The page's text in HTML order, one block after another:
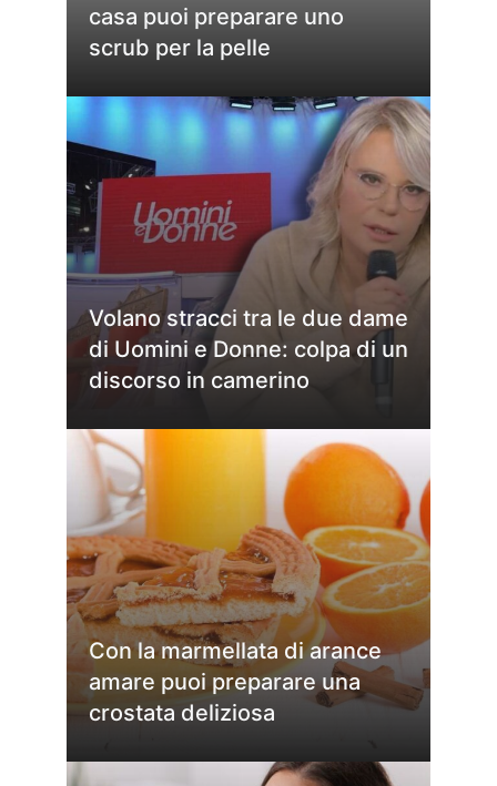
casa puoi preparare uno
scrub per la pelle
Volano stracci tra le due dame
di Uomini e Donne: colpa di un
discorso in camerino
Con la marmellata di arance
amare puoi preparare una
crostata deliziosa